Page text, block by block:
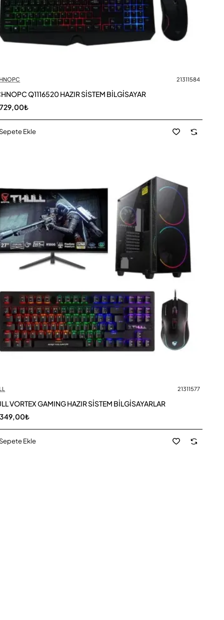
21311584
Q1116520 HAZIR SİSTEM BİLGİSAYAR
Ekle
21311577
VORTEX GAMING HAZIR SİSTEM BİLGİSAYARLAR
Ekle